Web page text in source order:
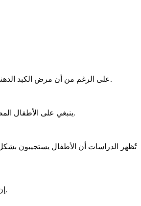
على الرغم من أن مرض الكبد الدهني خطير على المدى البعيد، إلا أنه مرض يمكن العمل على تحسينه. الكبد عضوٌ مثيرٌ للاهتمام، وقادر على التجدد والتعافي - إذا ما تم اتباع تغييرات صحية في نمط الحياة.
ينبغي على الأطفال المصابين بمرض الكبد الدهني التعاون مع أخصائي تغذية لوضع خطة غذائية تتضمن سعرات حرارية أقل، وسكريات أقل، ودهون أقل. كما ينبغي عليهم زيادة نشاطهم البدني.
تُظهر الدراسات أن الأطفال يستجيبون
إن العديد من الأطفال يجدون صعوبة في الحفاظ على وزن صحي لأنهم لا يفهمون كيف تؤثر أطعمتهم المفضلة، مثل رقائق البطاطس والمشروبات الغازية، على صحتهم.